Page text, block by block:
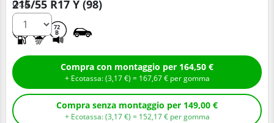
215/55 R17 Y (98)
72
B
Q.tà
Compra con montaggio per 164,50 €
+ Ecotassa: (3,17€ ) = 167,67€ per gomma
Compra senza montaggio per 149,00 €
+ Ecotassa: (3,17€ ) = 152,17€ per gomma